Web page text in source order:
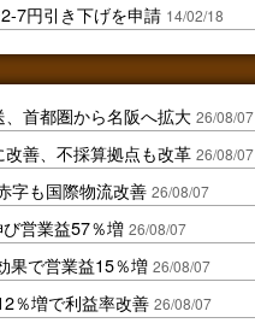
7円引き下げを申請 14/02/18
首都圏から名阪へ拡大 26/08/07
善、不採算拠点も改革 26/08/07
字も国際物流改善 26/08/07
営業益57％増 26/08/07
果で営業益15％増 26/08/07
％増で利益率改善 26/08/07